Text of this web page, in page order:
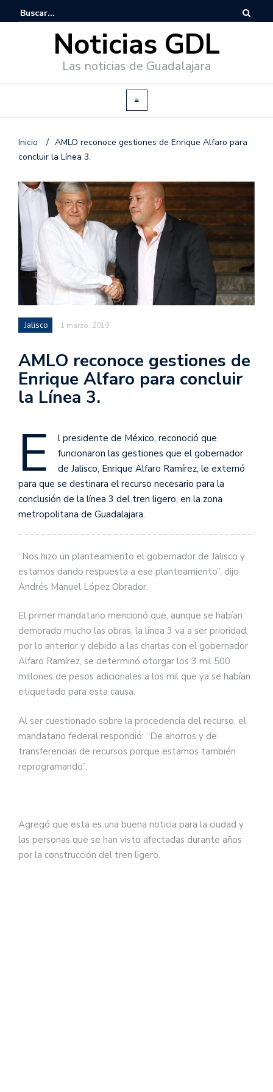
Noticias GDL
Las noticias de Guadalajara
Inicio / AMLO reconoce gestiones de Enrique Alfaro para
concluir la Línea 3.
Jalisco 1 marzo, 2019
AMLO reconoce gestiones de
Enrique Alfaro para concluir
la Línea 3.
E
l presidente de México, reconoció que
funcionaron las gestiones que el gobernador
de Jalisco, Enrique Alfaro Ramírez, le externó
para que se destinara el recurso necesario para la
conclusión de la línea 3 del tren ligero, en la zona
metropolitana de Guadalajara.
“Nos hizo un planteamiento el gobernador de Jalisco y
estamos dando respuesta a ese planteamiento”, dijo
Andrés Manuel López Obrador.
El primer mandatario mencionó que, aunque se habían
demorado mucho las obras, la línea 3 va a ser prioridad;
por lo anterior y debido a las charlas con el gobernador
Alfaro Ramírez, se determinó otorgar los 3 mil 500
millones de pesos adicionales a los mil que ya se habían
etiquetado para esta causa.
Al ser cuestionado sobre la procedencia del recurso, el
mandatario federal respondió: “De ahorros y de
transferencias de recursos porque estamos también
reprogramando”.
Agregó que esta es una buena noticia para la ciudad y
las personas que se han visto afectadas durante años
por la construcción del tren ligero.